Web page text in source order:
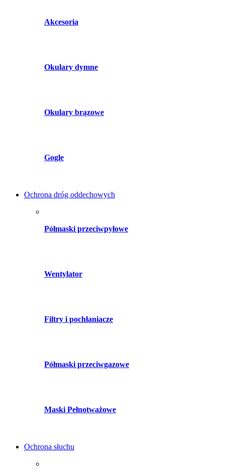
Akcesoria
Okulary dymne
Okulary brązowe
Gogle
Ochrona dróg oddechowych
Półmaski przeciwpyłowe
Wentylator
Filtry i pochłaniacze
Półmaski przeciwgazowe
Maski Pełnotważowe
Ochrona słuchu